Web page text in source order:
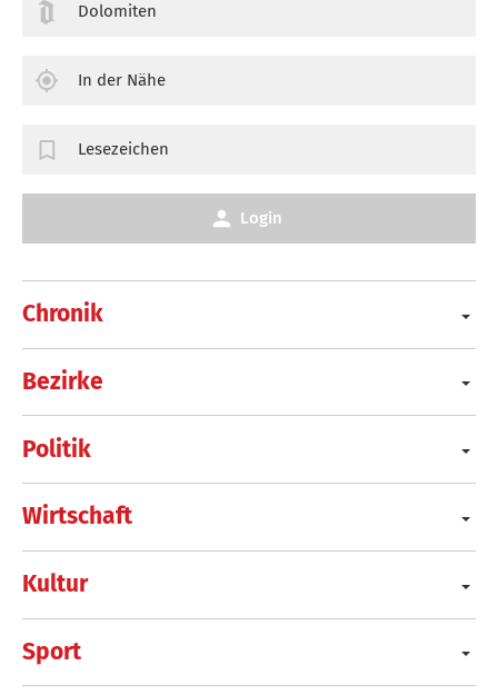
Chronik
Bezirke
Politik
Wirtschaft
Kultur
Sport
Dolomiten
In der Nähe
Lesezeichen
Login